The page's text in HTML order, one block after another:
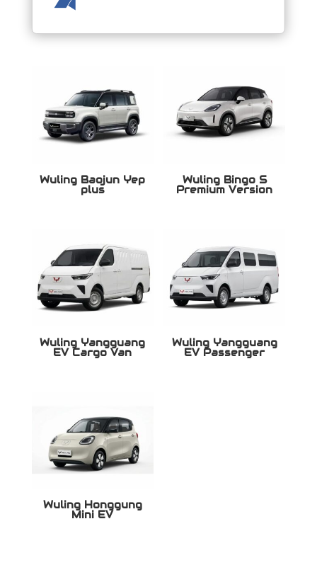
Wuling Baojun Yep
plus
Wuling Bingo S
Premium Version
Wuling Yangguang
EV Cargo Van
Wuling Yangguang
EV Passenger
Wuling Honggung
Mini EV